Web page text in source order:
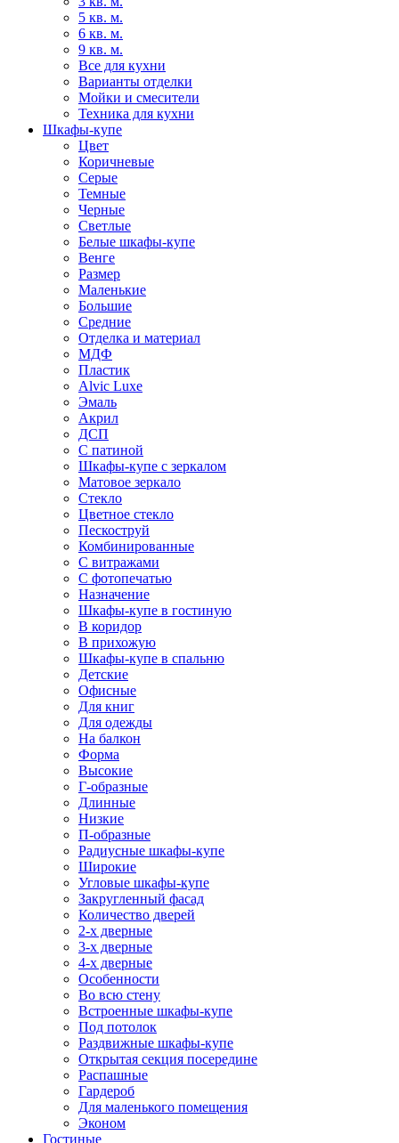
5 кв. м.
6 кв. м.
9 кв. м.
Все для кухни
Варианты отделки
Мойки и смесители
Техника для кухни
Шкафы-купе
Цвет
Коричневые
Серые
Темные
Черные
Светлые
Белые шкафы-купе
Венге
Размер
Маленькие
Большие
Средние
Отделка и материал
МДФ
Пластик
Alvic Luxe
Эмаль
Акрил
ДСП
С патиной
Шкафы-купе с зеркалом
Матовое зеркало
Стекло
Цветное стекло
Пескоструй
Комбинированные
С витражами
С фотопечатью
Назначение
Шкафы-купе в гостиную
В коридор
В прихожую
Шкафы-купе в спальню
Детские
Офисные
Для книг
Для одежды
На балкон
Форма
Высокие
Г-образные
Длинные
Низкие
П-образные
Радиусные шкафы-купе
Широкие
Угловые шкафы-купе
Закругленный фасад
Количество дверей
2-х дверные
3-х дверные
4-х дверные
Особенности
Во всю стену
Встроенные шкафы-купе
Под потолок
Раздвижные шкафы-купе
Открытая секция посередине
Распашные
Гардероб
Для маленького помещения
Эконом
Гостиные